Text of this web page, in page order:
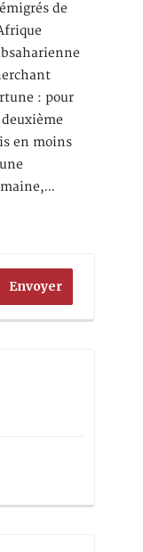
de
: pour
en moins